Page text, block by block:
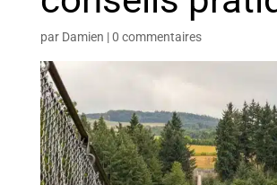
par Damien |0 commentaires